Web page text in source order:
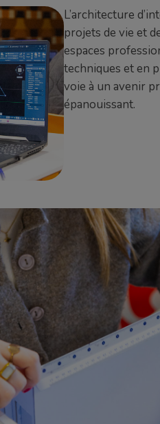
L’architecture
projets de vie et
espaces
techniques et en
voie à un avenir
épanouissant.